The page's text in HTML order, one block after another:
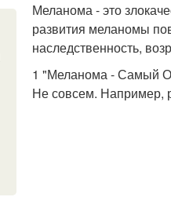
Меланома - это
развития меланомы
наследственность,
1 "Меланома - Самый
Не совсем. Например,